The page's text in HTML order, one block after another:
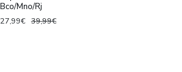
Bco/Mno/Rj
27,99€ 39,99€